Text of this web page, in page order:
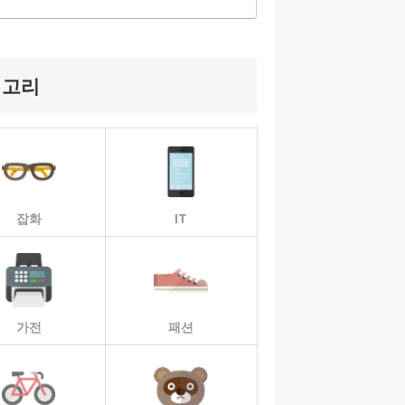
리
잡화 IT
가전 패션